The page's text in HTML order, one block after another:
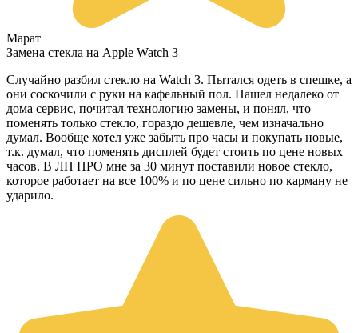
Марат
Замена стекла на Apple Watch 3
Случайно разбил стекло на Watch 3. Пытался одеть в спешке, а
они соскочили с руки на кафельный пол. Нашел недалеко от
дома сервис, почитал технологию замены, и понял, что
поменять только стекло, гораздо дешевле, чем изначально
думал. Вообще хотел уже забыть про часы и покупать новые,
т.к. думал, что поменять дисплей будет стоить по цене новых
часов. В ЛП ПРО мне за 30 минут поставили новое стекло,
которое работает на все 100% и по цене сильно по карману не
ударило.